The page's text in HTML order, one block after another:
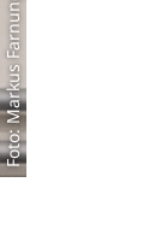
Foto: Markus Farnung